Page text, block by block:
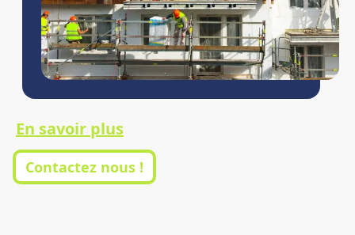
En savoir plus
Contactez nous !